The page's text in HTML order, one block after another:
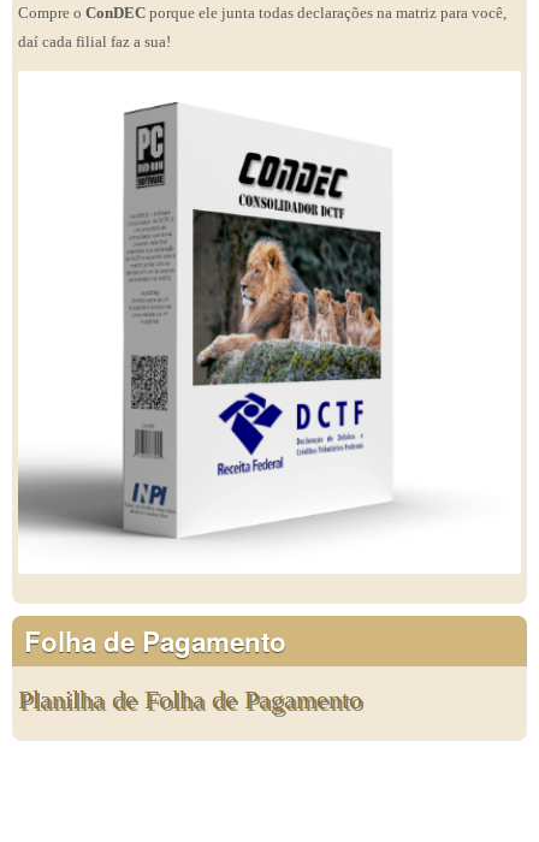
Compre o ConDEC porque ele junta todas declarações na matriz para você,
daí cada filial faz a sua!
Folha de Pagamento
Planilha de Folha de Pagamento